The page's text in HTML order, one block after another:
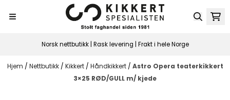
Norsk nettbutikk | Rask levering | Frakt i hele Norge
Hjem / Nettbutikk / Kikkert / Håndkikkert / Astro Opera teaterkikkert
3×25 RØD/GULL m/ kjede